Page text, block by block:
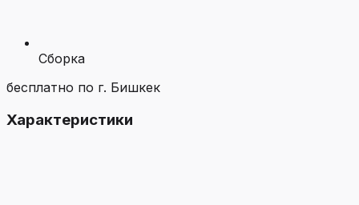
Сборка
бесплатно по г. Бишкек
Характеристики